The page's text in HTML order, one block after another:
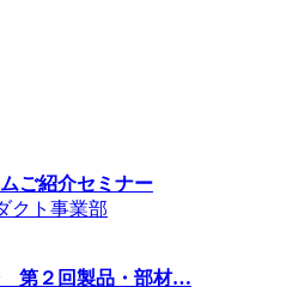
ご紹介セミナー
クト事業部
第２回製品・部材…